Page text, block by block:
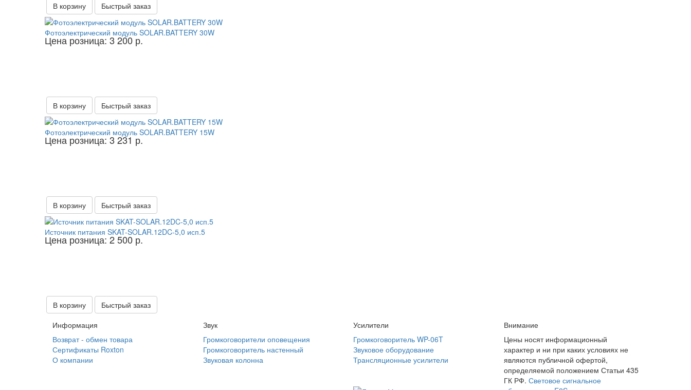
В корзину Быстрый заказ
Фотоэлектрический модуль SOLAR.BATTERY 30W
Цена розница: 3 200 р.
В корзину Быстрый заказ
Фотоэлектрический модуль SOLAR.BATTERY 15W
Цена розница: 3 231 р.
В корзину Быстрый заказ
Источник питания SKAT-SOLAR.12DC-5,0 исп.5
Цена розница: 2 500 р.
В корзину
Быстрый заказ
Информация
Возврат - обмен товара
Сертификаты Roxton
О компании
Звук
Громкоговорители оповещения
Громкоговоритель настенный
Звуковая колонна
Усилители
Громкоговоритель WP-06T
Звуковое оборудование
Трансляционные усилители
Внимание
Цены носят информационный
характер и ни при каких условиях не
являются публичной офертой,
определяемой положением Статьи 435
ГК РФ. Световое сигнальное